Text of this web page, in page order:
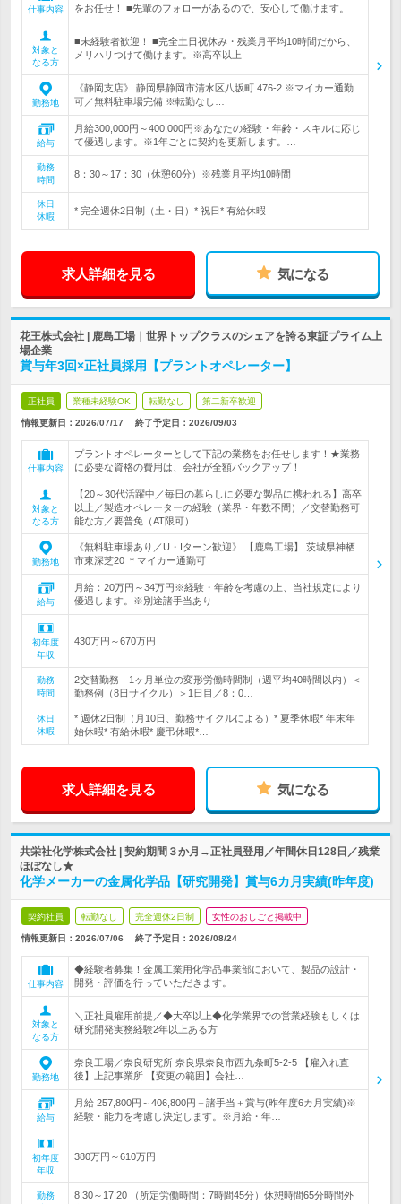
仕事内容
をお任せ！ ■先輩のフォローがあるので、安心して働けます。
対象と
なる方
■未経験者歓迎！ ■完全土日祝休み・残業月平均10時間だから、
メリハリつけて働けます。※高卒以上
勤務地
《静岡支店》 静岡県静岡市清水区八坂町 476-2 ※マイカー通勤
可／無料駐車場完備 ※転勤なし…
給与
月給300,000円～400,000円※あなたの経験・年齢・スキルに応じ
て優遇します。※1年ごとに契約を更新します。…
勤務
時間
8：30～17：30（休憩60分）※残業月平均10時間
休日
休暇
* 完全週休2日制（土・日）* 祝日* 有給休暇
求人詳細を見る 気になる
花王株式会社 | 鹿島工場｜世界トップクラスのシェアを誇る東証プライム上
場企業
賞与年3回×正社員採用【プラントオペレーター】
正社員 業種未経験OK 転勤なし 第二新卒歓迎
情報更新日：2026/07/17 終了予定日： 2026/09/03
仕事内容
プラントオペレーターとして下記の業務をお任せします！★業務
に必要な資格の費用は、会社が全額バックアップ！
対象と
なる方
【20～30代活躍中／毎日の暮らしに必要な製品に携われる】高卒
以上／製造オペレーターの経験（業界・年数不問）／交替勤務可
能な方／要普免（AT限可）
勤務地
《無料駐車場あり／U・Iターン歓迎》 【鹿島工場】 茨城県神栖
市東深芝20 ＊マイカー通勤可
給与
月給：20万円～34万円※経験・年齢を考慮の上、当社規定により
優遇します。※別途諸手当あり
初年度
年収
430万円～670万円
勤務
時間
2交替勤務 1ヶ月単位の変形労働時間制（週平均40時間以内）＜
勤務例（8日サイクル）＞1日目／8：0…
休日
休暇
* 週休2日制（月10日、勤務サイクルによる）* 夏季休暇* 年末年
始休暇* 有給休暇* 慶弔休暇*…
求人詳細を見る 気になる
共栄社化学株式会社 | 契約期間３か月→正社員登用／年間休日128日／残業
ほぼなし★
化学メーカーの金属化学品【研究開発】賞与6カ月実績(昨年度)
契約社員 転勤なし 完全週休2日制 女性のおしごと掲載中
情報更新日：2026/07/06 終了予定日： 2026/08/24
仕事内容
◆経験者募集！金属工業用化学品事業部において、製品の設計・
開発・評価を行っていただきます。
対象と
なる方
＼正社員雇用前提／◆大卒以上◆化学業界での営業経験もしくは
研究開発実務経験2年以上ある方
勤務地
奈良工場／奈良研究所 奈良県奈良市西九条町5-2-5 【雇入れ直
後】上記事業所 【変更の範囲】会社…
給与
月給 257,800円～406,800円＋諸手当＋賞与(昨年度6カ月実績)※
経験・能力を考慮し決定します。※月給・年…
初年度
年収
380万円～610万円
勤務
8:30～17:20 （所定労働時間：7時間45分）休憩時間65分時間外